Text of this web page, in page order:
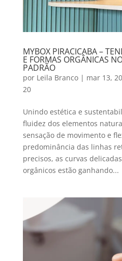
MYBOX PIRACICABA –
E FORMAS ORGÂNICAS
PADRÃO
por Leila Branco| mar 13,
20
Unindo estética e
fluidez dos elementos
sensação de movimento e
predominância das linhas
precisos, as curvas
orgânicos estão ganhando...